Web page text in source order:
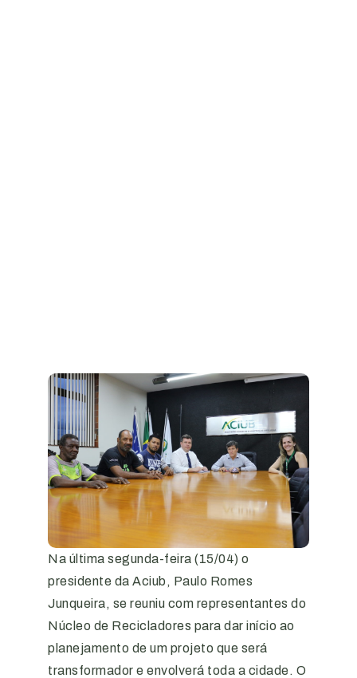
Na última segunda-feira (15/04) o
presidente da Aciub, Paulo Romes
Junqueira, se reuniu com representantes do
Núcleo de Recicladores para dar início ao
planejamento de um projeto que será
transformador e envolverá toda a cidade. O